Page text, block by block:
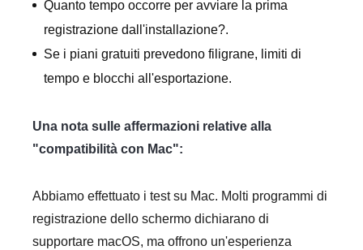
Quanto tempo occorre per avviare la prima
registrazione dall'installazione?.
Se i piani gratuiti prevedono filigrane, limiti di
tempo e blocchi all'esportazione.
Una nota sulle affermazioni relative alla
"compatibilità con Mac":
Abbiamo effettuato i test su Mac. Molti programmi di
registrazione dello schermo dichiarano di
supportare macOS, ma offrono un'esperienza